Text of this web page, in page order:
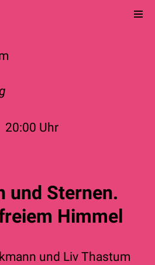
20:00 Uhr
und Sternen.
Himmel
und Liv Thastum